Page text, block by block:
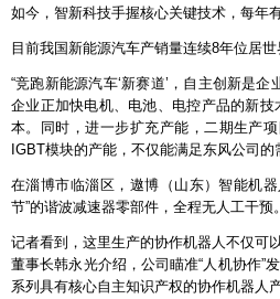
如今，智新科技手握核心关键技术，每年
目前我国新能源汽车产销量连续8年位居
“竞跑新能源汽车‘新赛道’，自主创新是
企业正加快电机、电池、电控产品的新
本。同时，进一步扩充产能，二期生产
IGBT模块的产能，不仅能满足东风公司
在淄博市临淄区，遨博（山东）智能机
节”的谐波减速器零部件，全程无人工干预。
记者看到，这里生产的协作机器人不仅可
董事长韩永光介绍，公司瞄准“人机协作”
系列具有核心自主知识产权的协作机器人